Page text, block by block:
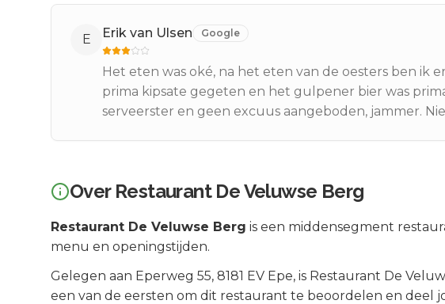
E Erik van Ulsen Google
Het eten was oké, na het eten van de oesters ben ik
prima kipsate gegeten en het gulpener bier was
serveerster en geen excuus aangeboden, jammer.
Over Restaurant De Veluwse Berg
Restaurant De Veluwse Berg is een middensegment
menu en openingstijden.
Gelegen aan Eperweg 55, 8181 EV Epe, is Restaurant De
een van de eersten om dit restaurant te beoordelen en deel